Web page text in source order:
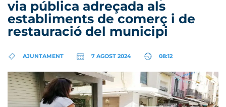
via pública adreçada als
establiments de comerç i de
restauració del municipi
AJUNTAMENT 7 AGOST 2024 08:12